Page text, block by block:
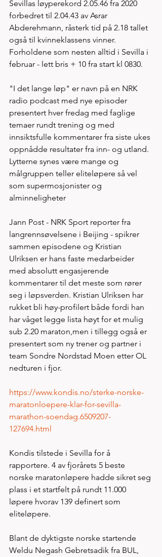
Sevillas løyperekord 2.05.46 fra 2020
forbedret til 2.04.43 av Asrar
Abderehmann, råsterk tid på 2.18 tallet
også til kvinneklassens vinner.
Forholdene som nesten alltid i Sevilla i
februar - lett bris + 10 fra start kl 0830.
"I det lange løp" er navn på en NRK
radio podcast med nye episoder
presentert hver fredag med faglige
temaer rundt trening og med
innsiktsfulle kommentarer fra siste ukes
oppnådde resultater fra inn- og utland.
Lytterne synes være mange og
målgruppen teller eliteløpere så vel
som supermosjonister og
alminneligheter
Jann Post - NRK Sport reporter fra
langrennsøvelsene i Beijing - spikrer
sammen episodene og Kristian
Ulriksen er hans faste medarbeider
med absolutt engasjerende
kommentarer til det meste som rører
seg i løpsverden. Kristian Ulriksen har
rukket bli høy-profilert både fordi han
har våget legge lista høyt for et mulig
sub 2.20 maraton,men i tillegg også er
presentert som ny trener og partner i
team Sondre Nordstad Moen etter OL
nedturen i fjor.
https://www.kondis.no/sterke-norske-
maratonloepere-klar-for-sevilla-
marathon-soendag.6509207-
127694.html
Kondis tilstede i Sevilla for å
rapportere. 4 av fjorårets 5 beste
norske maratonløpere hadde sikret seg
plass i et startfelt på rundt 11.000
løpere hvorav 139 definert som
eliteløpere.
Blant de dyktigste norske startende
Weldu Negash Gebretsadik fra BUL,